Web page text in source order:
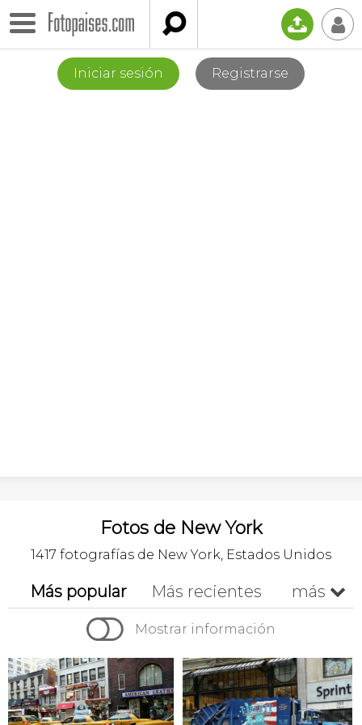
 📤 👤
Iniciar sesión Registrarse
Fotos de New York
1417 fotografías de New York, Estados Unidos
Más popular
Más recientes
Cronológico
A-z Z-a
más 
 Mostrar información